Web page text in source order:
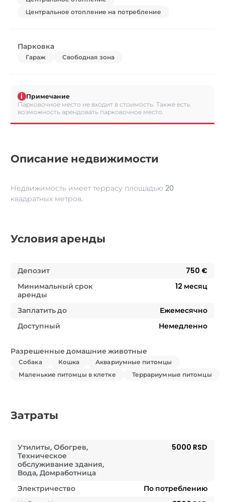
Центральное отопление на потребление
Парковка
Гараж Свободная зона
i Примечание
Парковочное место не входит в стоимость. Также есть
возможность арендовать парковочное место.
Описание недвижимости
Недвижимость имеет террасу площадью 20
квадратных метров.
Условия аренды
Депозит
750 €
Минимальный срок
аренды
12 месяц
Заплатить до
Ежемесячно
Доступный
Немедленно
Разрешенные домашние животные
Собака Кошка
Аквариумные питомцы
Маленькие питомцы в клетке
Террариумные питомцы
Затраты
Утилиты, Обогрев,
Техническое
обслуживание здания,
Вода, Домработница
5000 RSD
Электричество
По потреблению